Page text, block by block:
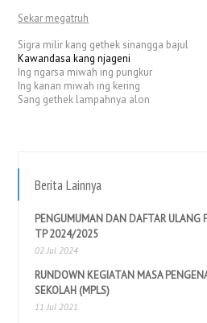
Sekar megatruh
Sigra milir kang gethek sinangga bajul
Kawandasa kang njageni
Ing ngarsa miwah ing pungkur
Ing kanan miwah ing kering
Sang gethek lampahnya alon
Berita Lainnya
PENGUMUMAN DAN DAFTAR ULANG
TP 2024/2025
02 Jul 2024
RUNDOWN KEGIATAN MASA
SEKOLAH (MPLS)
11 Jul 2021